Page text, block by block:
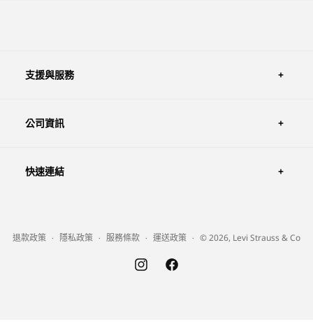
支援與服務
公司資訊
快速連結
退款政策 隱私政策 服務條款 運送政策 © 2026, Levi Strauss & Co
InstagramFacebook